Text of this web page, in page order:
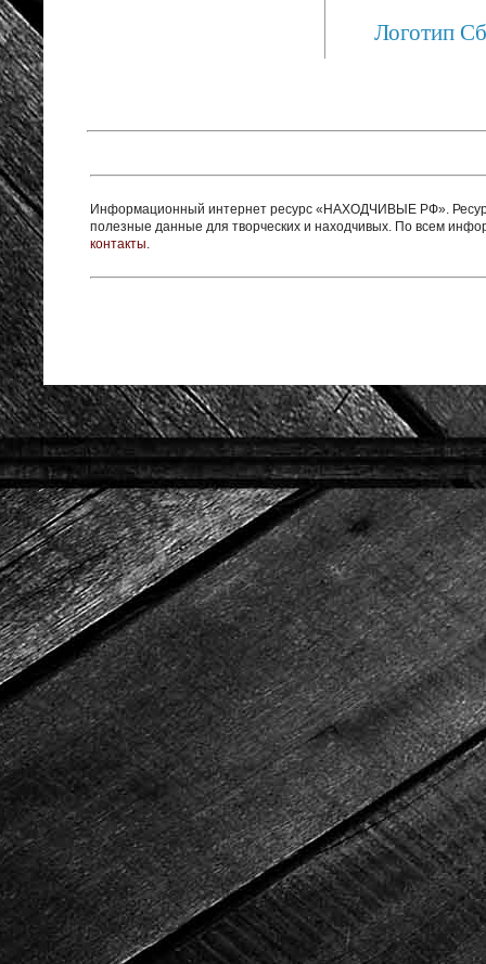
Логотип
Информационный интернет ресурс «НАХОДЧИВЫЕ РФ».
полезные данные для творческих и находчивых. По всем
контакты.